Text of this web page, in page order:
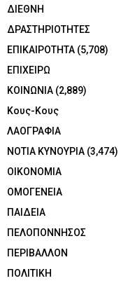
ΔΙΕΘΝΗ
ΔΡΑΣΤΗΡΙΟΤΗΤΕΣ
ΕΠΙΚΑΙΡΟΤΗΤΑ (5,708)
ΕΠΙΧΕΙΡΩ
ΚΟΙΝΩΝΙΑ (2,889)
Κους-Κους
ΛΑΟΓΡΑΦΙΑ
ΝΟΤΙΑ ΚΥΝΟΥΡΙΑ (3,474)
ΟΙΚΟΝΟΜΙΑ
ΟΜΟΓΕΝΕΙΑ
ΠΑΙΔΕΙΑ
ΠΕΛΟΠΟΝΝΗΣΟΣ
ΠΕΡΙΒΑΛΛΟΝ
ΠΟΛΙΤΙΚΗ